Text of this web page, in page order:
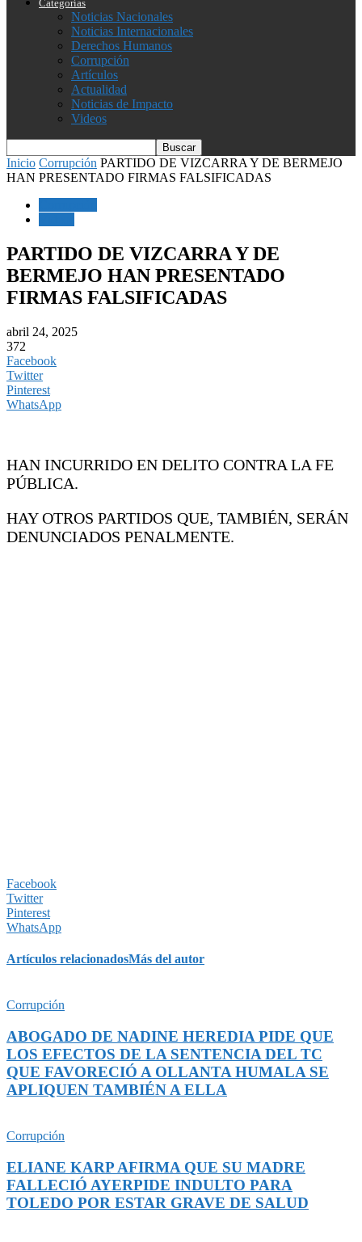
Categorías
Noticias Nacionales
Noticias Internacionales
Derechos Humanos
Corrupción
Artículos
Actualidad
Noticias de Impacto
Videos
Inicio Corrupción PARTIDO DE VIZCARRA Y DE BERMEJO
HAN PRESENTADO FIRMAS FALSIFICADAS
PARTIDO DE VIZCARRA Y DE
BERMEJO HAN PRESENTADO
FIRMAS FALSIFICADAS
abril 24, 2025
372
Facebook
Twitter
Pinterest
WhatsApp
HAN INCURRIDO EN DELITO CONTRA LA FE
PÚBLICA.
HAY OTROS PARTIDOS QUE, TAMBIÉN, SERÁN
DENUNCIADOS PENALMENTE.
Facebook
Twitter
Pinterest
WhatsApp
Artículos relacionadosMás del autor
Corrupción
ABOGADO DE NADINE HEREDIA PIDE QUE
LOS EFECTOS DE LA SENTENCIA DEL TC
QUE FAVORECIÓ A OLLANTA HUMALA SE
APLIQUEN TAMBIÉN A ELLA
Corrupción
ELIANE KARP AFIRMA QUE SU MADRE
FALLECIÓ AYERPIDE INDULTO PARA
TOLEDO POR ESTAR GRAVE DE SALUD